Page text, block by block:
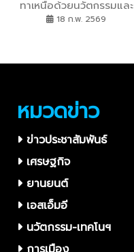
ทาเหนือด้วยนวัตกรรมและ
ภูมิปัญญา
18 ก.พ. 2569
หมวดข่าว
ข่าวประชาสัมพันธ์
เศรษฐกิจ
ยานยนต์
เอสเอ็มอี
นวัตกรรม-เทคโนฯ